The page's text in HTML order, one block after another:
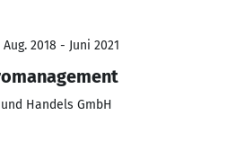
2018 - Juni 2021
Handels GmbH